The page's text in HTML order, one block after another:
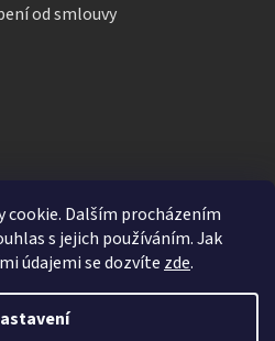
cookie. Dalším procházením
s jejich používáním. Jak
údajemi se dozvíte zde.
od smlouvy
Shoptet
. Všechna práva vyhrazena.